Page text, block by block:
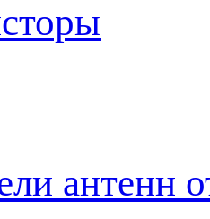
антенн